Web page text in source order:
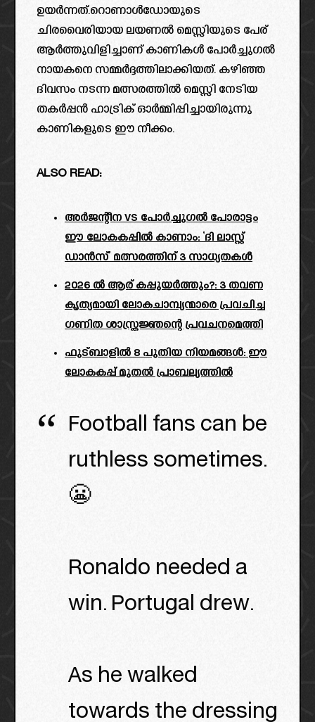
ഉയർന്നത്.റൊണാൾഡോയുടെ
ചിരവൈരിയായ ലയണൽ മെസ്സിയുടെ പേര്
ആർത്തുവിളിച്ചാണ് കാണികൾ പോർച്ചുഗൽ
നായകനെ സമ്മർദ്ദത്തിലാക്കിയത്. കഴിഞ്ഞ
ദിവസം നടന്ന മത്സരത്തിൽ മെസ്സി നേടിയ
തകർപ്പൻ ഹാട്രിക് ഓർമ്മിപ്പിച്ചായിരുന്നു
കാണികളുടെ ഈ നീക്കം.
ALSO READ:
അർജന്റീന vs പോർച്ചുഗൽ പോരാട്ടം
ഈ ലോകകപ്പിൽ കാണാം: ‘ദി ലാസ്റ്റ്
ഡാൻസ്’ മത്സരത്തിന് 3 സാധ്യതകൾ
2026 ൽ ആര് കപ്പുയർത്തും?: 3 തവണ
കൃത്യമായി ലോകചാമ്പ്യന്മാരെ പ്രവചിച്ച
ഗണിത ശാസ്ത്രജ്ഞന്റെ പ്രവചനമെത്തി
ഫുട്ബാളിൽ 8 പുതിയ നിയമങ്ങൾ: ഈ
ലോകകപ്പ് മുതൽ പ്രാബല്യത്തിൽ
Football fans can be
ruthless sometimes.
😬
Ronaldo needed a
win. Portugal drew.
As he walked
towards the dressing